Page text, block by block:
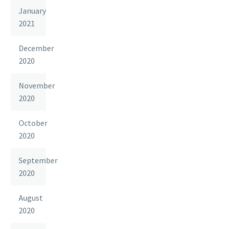
January
2021
December
2020
November
2020
October
2020
September
2020
August
2020